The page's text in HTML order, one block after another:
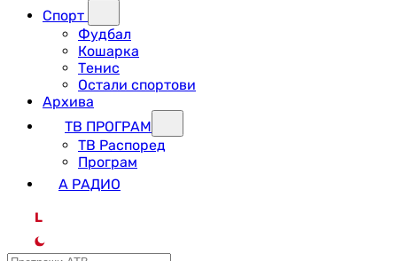
Спорт
Фудбал
Кошарка
Тенис
Остали спортови
Архива
ТВ ПРОГРАМ
ТВ Распоред
Програм
А РАДИО
L